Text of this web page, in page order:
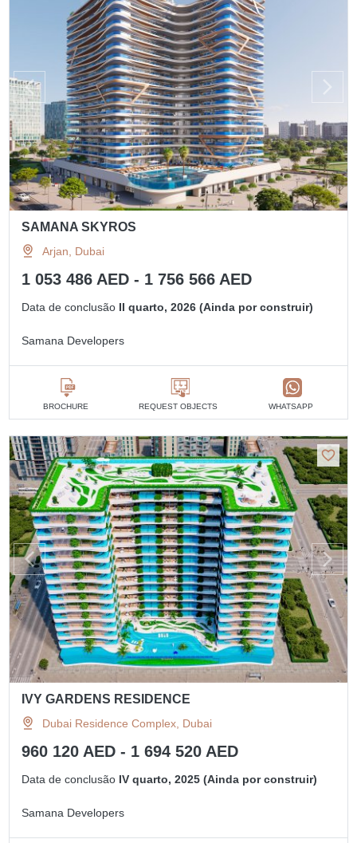
SAMANA SKYROS
Arjan, Dubai
1 053 486 AED - 1 756 566 AED
Data de conclusão II quarto, 2026 (Ainda por construir)
Samana Developers
BROCHURE REQUEST OBJECTS WHATSAPP
IVY GARDENS RESIDENCE
Dubai Residence Complex, Dubai
960 120 AED - 1 694 520 AED
Data de conclusão IV quarto, 2025 (Ainda por construir)
Samana Developers